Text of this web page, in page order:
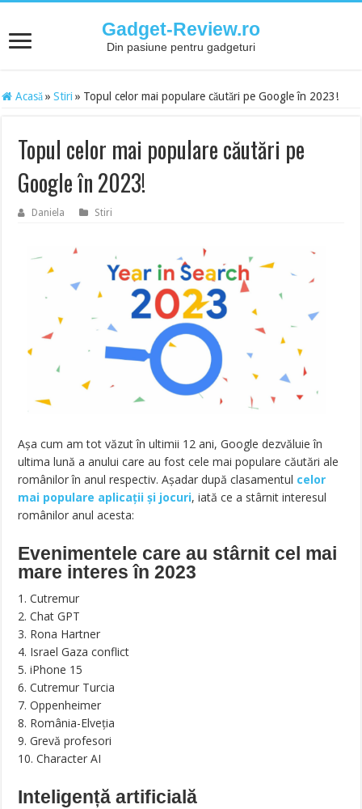
Gadget-Review.ro
Din pasiune pentru gadgeturi
Acasă » Stiri » Topul celor mai populare căutări pe Google în 2023!
Topul celor mai populare căutări pe
Google în 2023!
Daniela Stiri
Așa cum am tot văzut în ultimii 12 ani, Google dezvăluie în
ultima lună a anului care au fost cele mai populare căutări ale
românilor în anul respectiv. Așadar după clasamentul celor
mai populare aplicații și jocuri, iată ce a stârnit interesul
românilor anul acesta:
Evenimentele care au stârnit cel mai
mare interes în 2023
1. Cutremur
2. Chat GPT
3. Rona Hartner
4. Israel Gaza conflict
5. iPhone 15
6. Cutremur Turcia
7. Oppenheimer
8. România-Elveția
9. Grevă profesori
10. Character AI
Inteligență artificială